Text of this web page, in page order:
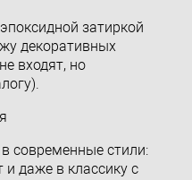
затиркой
декоративных
входят, но
современные стили:
даже в классику с